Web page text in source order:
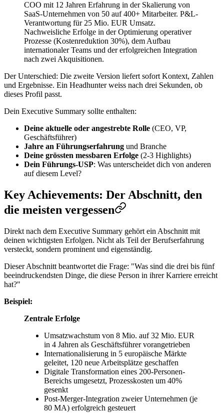
COO mit 12 Jahren Erfahrung in der Skalierung von
SaaS-Unternehmen von 50 auf 400+ Mitarbeiter. P&L-
Verantwortung für 25 Mio. EUR Umsatz.
Nachweisliche Erfolge in der Optimierung operativer
Prozesse (Kostenreduktion 30%), dem Aufbau
internationaler Teams und der erfolgreichen Integration
nach zwei Akquisitionen.
Der Unterschied: Die zweite Version liefert sofort Kontext, Zahlen
und Ergebnisse. Ein Headhunter weiss nach drei Sekunden, ob
dieses Profil passt.
Dein Executive Summary sollte enthalten:
Deine aktuelle oder angestrebte Rolle (CEO, VP,
Geschäftsführer)
Jahre an Führungserfahrung und Branche
Deine grössten messbaren Erfolge (2-3 Highlights)
Dein Führungs-USP: Was unterscheidet dich von anderen
auf diesem Level?
Key Achievements: Der Abschnitt, den
die meisten vergessen
Direkt nach dem Executive Summary gehört ein Abschnitt mit
deinen wichtigsten Erfolgen. Nicht als Teil der Berufserfahrung
versteckt, sondern prominent und eigenständig.
Dieser Abschnitt beantwortet die Frage: "Was sind die drei bis fünf
beeindruckendsten Dinge, die diese Person in ihrer Karriere erreicht
hat?"
Beispiel:
Zentrale Erfolge
Umsatzwachstum von 8 Mio. auf 32 Mio. EUR
in 4 Jahren als Geschäftsführer vorangetrieben
Internationalisierung in 5 europäische Märkte
geleitet, 120 neue Arbeitsplätze geschaffen
Digitale Transformation eines 200-Personen-
Bereichs umgesetzt, Prozesskosten um 40%
gesenkt
Post-Merger-Integration zweier Unternehmen (je
80 MA) erfolgreich gesteuert